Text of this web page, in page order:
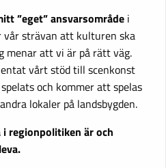
”eget” ansvarsområde i
vår strävan att kulturen ska
menar att vi är på rätt väg.
vårt stöd till scenkonst
och kommer att spelas
lokaler på landsbygden.
regionpolitiken är och